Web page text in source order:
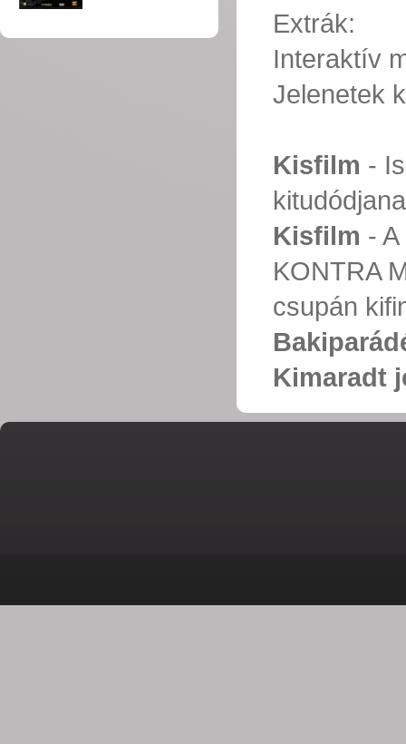
Extrák:
Interaktív
Jelenetek
Kisfilm -
Kisfilm -
KONTRA
csupán
Kimaradt